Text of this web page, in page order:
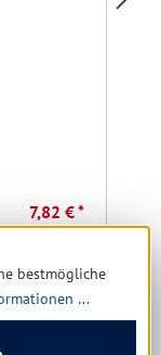
7,82 € *
gespart)
bestmögliche
...